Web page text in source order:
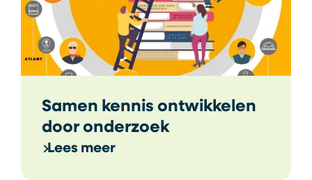
Samen kennis ontwikkelen
door onderzoek
Lees meer